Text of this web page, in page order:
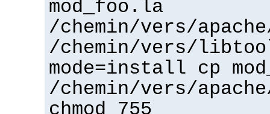
mod_foo.la
/chemin/vers/
/chemin/vers/
mode=install cp
/chemin/vers/